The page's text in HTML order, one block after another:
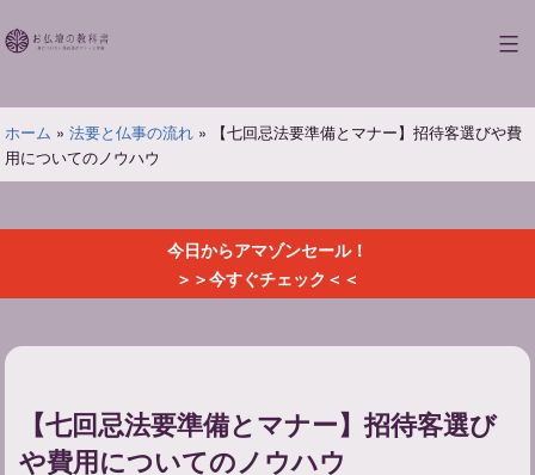
ン
ツ
へ
ス
お
壇
の
教
ホーム » 法要と仏事の流れ»
【七回忌法要準備とマナー】招待客選びや費
用についてのノウハウ
今日からアマゾンセール！
＞＞今すぐチェック＜＜
【七回忌法要準備とマナー】招待客選び
や費用についてのノウハウ